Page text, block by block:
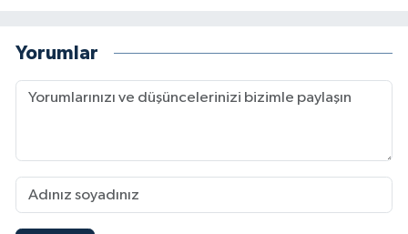
Yorumlar